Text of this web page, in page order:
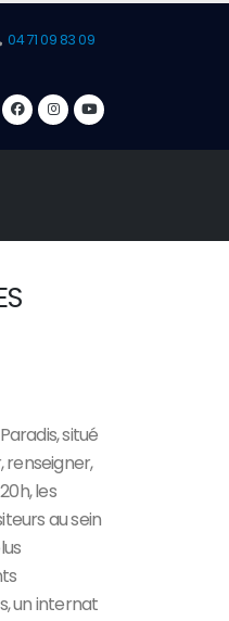
04 71 09 83 09
situé
renseigner,
les
au sein
un internat